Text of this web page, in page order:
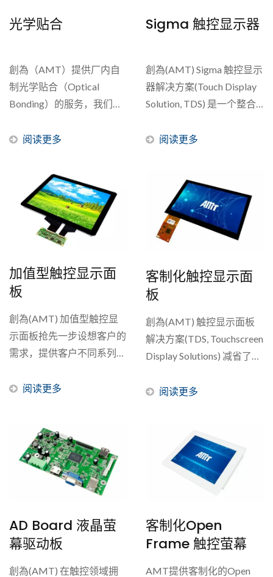
光学贴合
創為（AMT）提供厂内自
制光学贴合（Optical
Bonding）的服务，我们是
阅读更多
Sigma 触控显示器
創為(AMT) Sigma 触控显示
器解决方案(Touch Display
Solution, TDS) 是一个整合
具有高亮度、广温、抗
道交通和户外应用等恶劣环
境下，也能提供稳定的操
作。...
阅读更多
加值型触控显示面
板
創為(AMT) 加值型触控显
示面板抢先一步设想客户的
需求，提供客户不同系列的
但能增加客户的产品价值，
阅读更多
客制化触控显示面
板
創為(AMT) 触控显示面板
解决方案(TDS, Touchscreen
Display Solutions) 减省了客
且提供完整的触控显示方
控显示面板解决方案，能更
精确解决不同应用会面临的
阅读更多
AD Board 液晶萤
幕驱动板
創為(AMT) 在触控领域拥
客制化Open
Frame 触控萤幕
AMT提供客制化的Open